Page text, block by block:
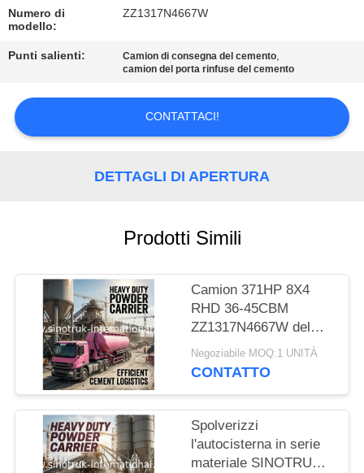
CONTATTACI
CHIEDI
PREVENTIVO
POLITICA
SULLA
PRIVACY
Numero di
modello:
ZZ1317N4667W
Punti salienti: Camion di consegna del cemento,
camion del porta rinfuse del cemento
CONTATTACI!
DETTAGLI DI APERTURA
Prodotti Simili
Camion 371HP 8X4
RHD 36-45CBM
ZZ1317N4667W del
cemento alla rinfusa di
SINOTRUK HOWO
Negoziabile MOQ:1 UNITÀ
CONTATTO
Spolverizzi
l'autocisterna in serie
materiale SINOTRUK